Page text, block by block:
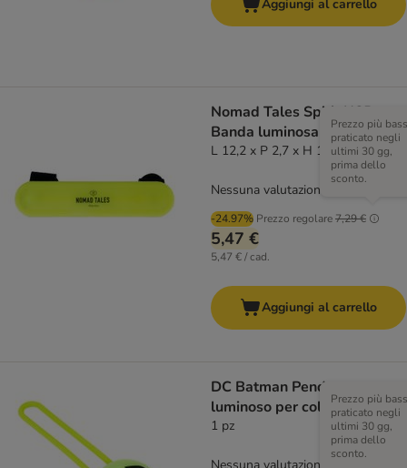
Aggiungi al carrello
Nomad Tales Spirit USB
Banda luminosa in silicone
L 12,2 x P 2,7 x H 1 cm
-24.97% Prezzo regolare7,29 €
Prezzo più
praticato negli
ultimi 30 gg,
prima dello
sconto.
5,47 €
5,47 € / cad.
Nessuna valutazione
Aggiungi al carrello
DC Batman Pendente
luminoso per collare
1 pz
Prezzo più
praticato negli
ultimi 30 gg,
prima dello
sconto.